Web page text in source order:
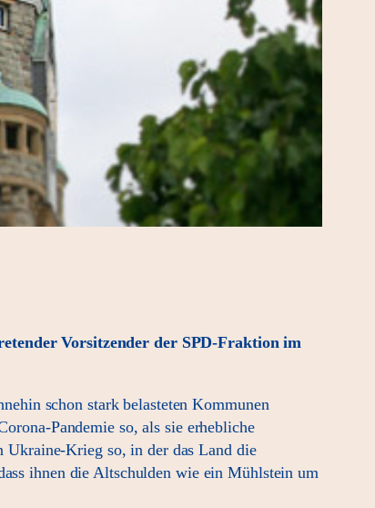
Vorsitzender der SPD-Fraktion im
schon stark belasteten Kommunen
Pandemie so, als sie erhebliche
Ukraine-Krieg so, in der das Land die
ihnen die Altschulden wie ein Mühlstein um